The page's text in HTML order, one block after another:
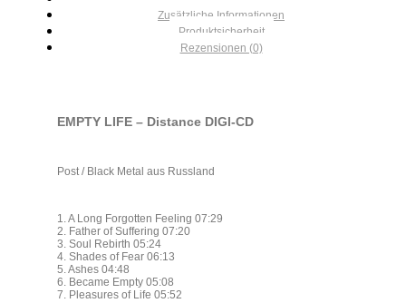
Zusätzliche Informationen
Produktsicherheit
Rezensionen (0)
EMPTY LIFE – Distance DIGI-CD
Post / Black Metal aus Russland
1. A Long Forgotten Feeling 07:29
2. Father of Suffering 07:20
3. Soul Rebirth 05:24
4. Shades of Fear 06:13
5. Ashes 04:48
6. Became Empty 05:08
7. Pleasures of Life 05:52